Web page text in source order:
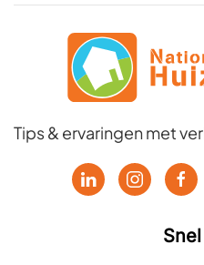
Tips & ervaringen met